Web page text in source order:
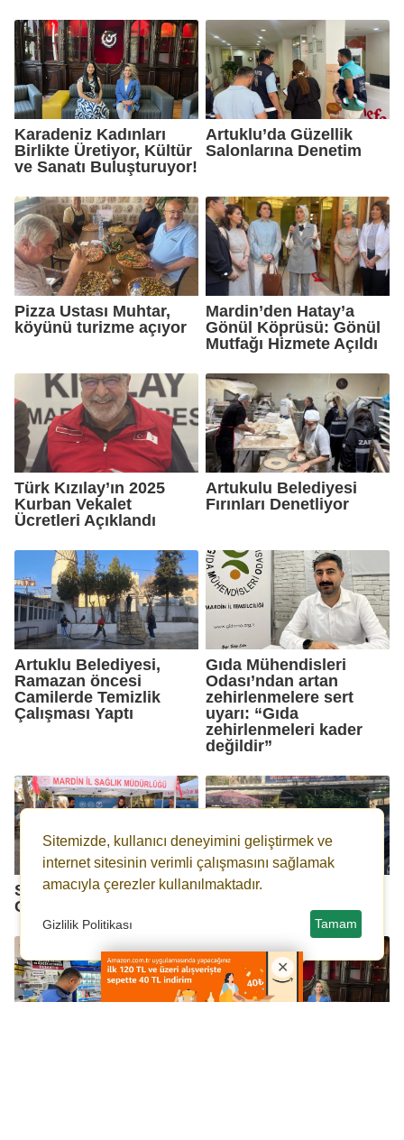
Karadeniz Kadınları
Birlikte Üretiyor, Kültür
ve Sanatı Buluşturuyor!
Artuklu’da Güzellik
Salonlarına Denetim
Pizza Ustası Muhtar,
köyünü turizme açıyor
Mardin’den Hatay’a
Gönül Köprüsü: Gönül
Mutfağı Hizmete Açıldı
Türk Kızılay’ın 2025
Kurban Vekalet
Ücretleri Açıklandı
Artukulu Belediyesi
Fırınları Denetliyor
Artuklu Belediyesi,
Ramazan öncesi
Camilerde Temizlik
Çalışması Yaptı
Gıda Mühendisleri
Odası’ndan artan
zehirlenmelere sert
uyarı: “Gıda
zehirlenmeleri kader
değildir”
Sağlıklı Çocuk, Sağlıklı
Gelecek projesi
Beyazsu Cıvıl Cıvıl
Sitemizde, kullanıcı deneyimini geliştirmek ve
internet sitesinin verimli çalışmasını sağlamak
amacıyla çerezler kullanılmaktadır.
Gizlilik Politikası Tamam